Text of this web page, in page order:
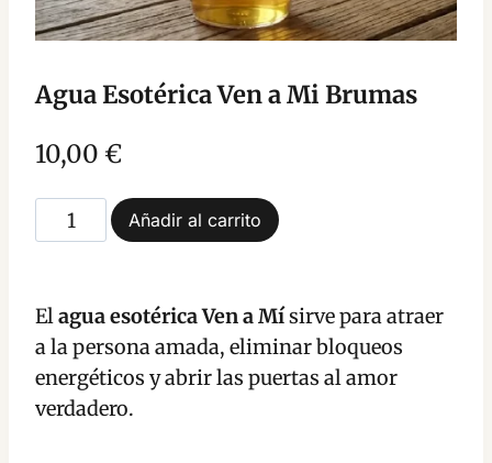
Agua Esotérica Ven a Mi Brumas
10,00 €
Elagua esotérica Ven a Mísirve para atraer
a la persona amada, eliminar bloqueos
energéticos y abrir las puertas al amor
verdadero.
Agua
Esotérica
a
Mi
Brumas
cantidad
Añadir al carrito